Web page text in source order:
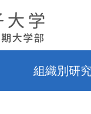
組織別研